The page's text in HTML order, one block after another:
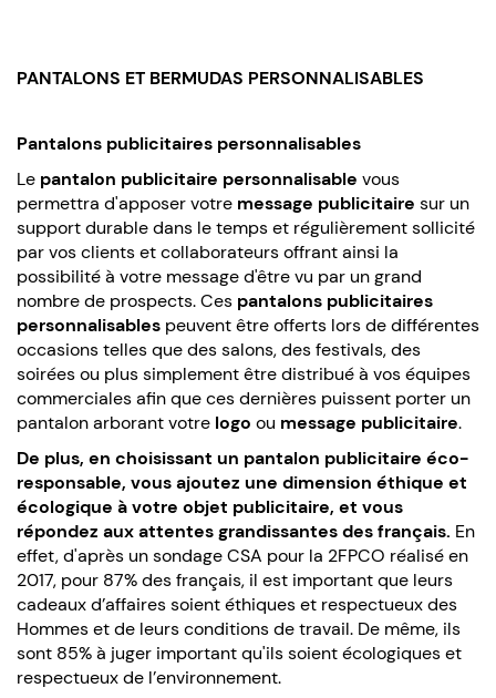
PANTALONS ET BERMUDAS PERSONNALISABLES
Pantalons publicitaires personnalisables
Le pantalon publicitaire personnalisable vous
permettra d'apposer votre message publicitaire sur un
support durable dans le temps et régulièrement sollicité
par vos clients et collaborateurs offrant ainsi la
possibilité à votre message d'être vu par un grand
nombre de prospects. Ces pantalons publicitaires
personnalisables peuvent être offerts lors de différentes
occasions telles que des salons, des festivals, des
soirées ou plus simplement être distribué à vos équipes
commerciales afin que ces dernières puissent porter un
pantalon arborant votre logo ou message publicitaire.
De plus, en choisissant un pantalon publicitaire éco-
responsable, vous ajoutez une dimension éthique et
écologique à votre objet publicitaire, et vous
répondez aux attentes grandissantes des français. En
effet, d'après un sondage CSA pour la 2FPCO réalisé en
2017, pour 87% des français, il est important que leurs
cadeaux d’affaires soient éthiques et respectueux des
Hommes et de leurs conditions de travail. De même, ils
sont 85% à juger important qu'ils soient écologiques et
respectueux de l’environnement.